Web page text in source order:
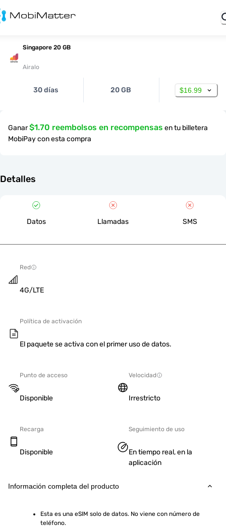
Singapore 20 GB
Airalo
30 días 20 GB $16.99
Ganar$1.70 reembolsos en recompensas en tu billetera
MobiPay con esta compra
Detalles
Datos Llamadas SMS
Red
4G/LTE
Política de activación
El paquete se activa con el primer uso de datos.
Punto de acceso
Disponible
Velocidad
Irrestricto
Recarga
Disponible
Seguimiento de uso
En tiempo real, en la
aplicación
Información completa del producto
Esta es una eSIM solo de datos. No viene con número de
teléfono.